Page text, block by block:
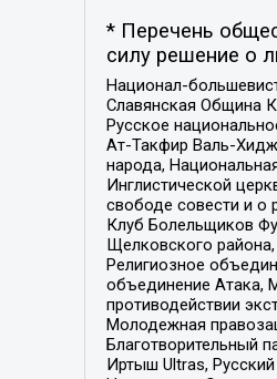
* Перечень
силу решение о
Национал-
Славянская Община
Русское
Ат-Такфир Валь-
народа,
Инглистической
свободе совести и о
Клуб Болельщиков
Щелковского
Религиозное
объединение Атака,
противодействии
Молодежная
Благотворительный
Иртыш Ultras,